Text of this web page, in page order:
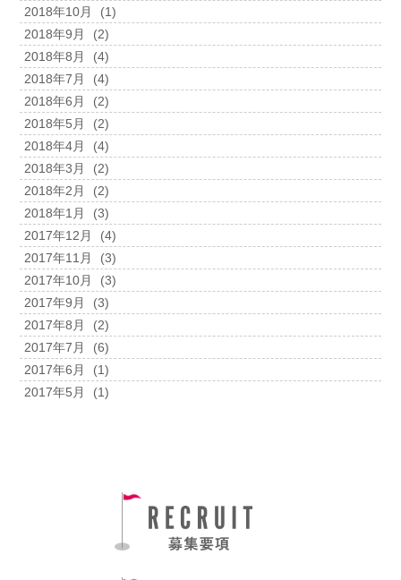
2018年10月
(1)
2018年9月
(2)
2018年8月
(4)
2018年7月
(4)
2018年6月
(2)
2018年5月
(2)
2018年4月
(4)
2018年3月
(2)
2018年2月
(2)
2018年1月
(3)
2017年12月
(4)
2017年11月
(3)
2017年10月
(3)
2017年9月
(3)
2017年8月
(2)
2017年7月
(6)
2017年6月
(1)
2017年5月
(1)